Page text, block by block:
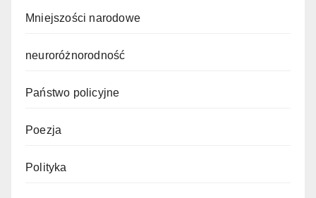
Mniejszości narodowe
neuroróżnorodność
Państwo policyjne
Poezja
Polityka